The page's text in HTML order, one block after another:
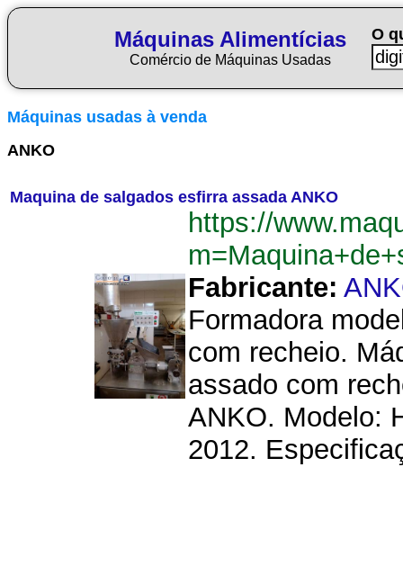
Máquinas Alimentícias
Comércio de Máquinas Usadas
O
Máquinas usadas à venda
ANKO
Maquina de salgados esfirra assada ANKO
https://
Fabricante:
Formadora
com recheio.
assado com
ANKO. Modelo:
2012.